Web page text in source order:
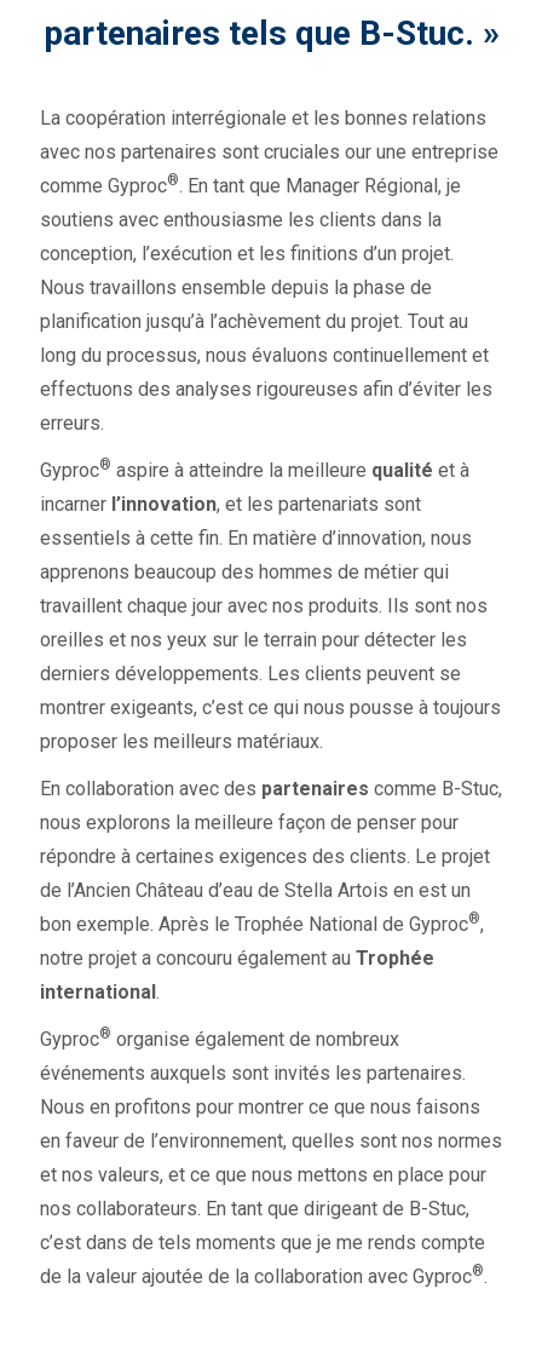
partenaires tels que B-Stuc. »
La coopération interrégionale et les bonnes relations
avec nos partenaires sont cruciales our une entreprise
comme Gyproc®. En tant que Manager Régional, je
soutiens avec enthousiasme les clients dans la
conception, l’exécution et les finitions d’un projet.
Nous travaillons ensemble depuis la phase de
planification jusqu’à l’achèvement du projet. Tout au
long du processus, nous évaluons continuellement et
effectuons des analyses rigoureuses afin d’éviter les
erreurs.
Gyproc® aspire à atteindre la meilleure qualité et à
incarner l’innovation, et les partenariats sont
essentiels à cette fin. En matière d’innovation, nous
apprenons beaucoup des hommes de métier qui
travaillent chaque jour avec nos produits. Ils sont nos
oreilles et nos yeux sur le terrain pour détecter les
derniers développements. Les clients peuvent se
montrer exigeants, c’est ce qui nous pousse à toujours
proposer les meilleurs matériaux.
En collaboration avec des partenaires comme B-Stuc,
nous explorons la meilleure façon de penser pour
répondre à certaines exigences des clients. Le projet
de l’Ancien Château d’eau de Stella Artois en est un
bon exemple. Après le Trophée National de Gyproc®,
notre projet a concouru également au Trophée
international .
Gyproc® organise également de nombreux
événements auxquels sont invités les partenaires.
Nous en profitons pour montrer ce que nous faisons
en faveur de l’environnement, quelles sont nos normes
et nos valeurs, et ce que nous mettons en place pour
nos collaborateurs. En tant que dirigeant de B-Stuc,
c’est dans de tels moments que je me rends compte
de la valeur ajoutée de la collaboration avec Gyproc®.